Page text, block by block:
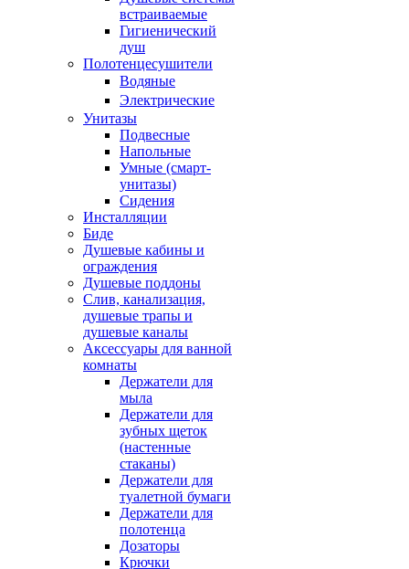
встраиваемые
Гигиенический
душ
Полотенцесушители
ㅤВодяные
ㅤЭлектрические
Унитазы
Подвесные
Напольные
Умные (смарт-
унитазы)
Сидения
Инсталляции
Биде
Душевые кабины и
ограждения
Душевые поддоны
Слив, канализация,
душевые трапы и
душевые каналы
Аксессуары для ванной
комнаты
Держатели для
мыла
Держатели для
зубных щеток
(настенные
стаканы)
Держатели для
туалетной бумаги
Держатели для
полотенца
Дозаторы
Крючки